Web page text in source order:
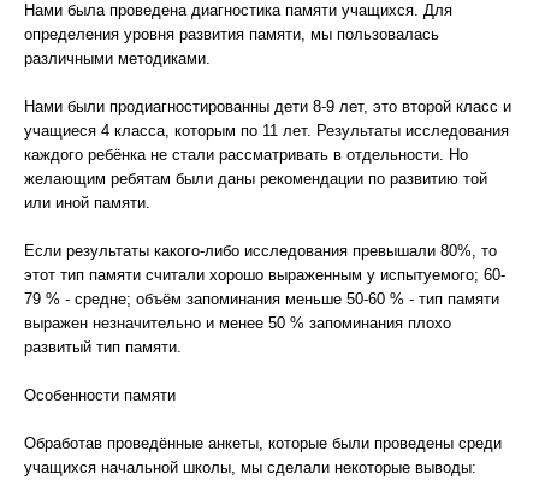
Нами была проведена диагностика памяти учащихся. Для
определения уровня развития памяти, мы пользовалась
различными методиками.
Нами были продиагностированны дети 8-9 лет, это второй класс и
учащиеся 4 класса, которым по 11 лет. Результаты исследования
каждого ребёнка не стали рассматривать в отдельности. Но
желающим ребятам были даны рекомендации по развитию той
или иной памяти.
Если результаты какого-либо исследования превышали 80%, то
этот тип памяти считали хорошо выраженным у испытуемого; 60-
79 % - средне; объём запоминания меньше 50-60 % - тип памяти
выражен незначительно и менее 50 % запоминания плохо
развитый тип памяти.
Особенности памяти
Обработав проведённые анкеты, которые были проведены среди
учащихся начальной школы, мы сделали некоторые выводы: